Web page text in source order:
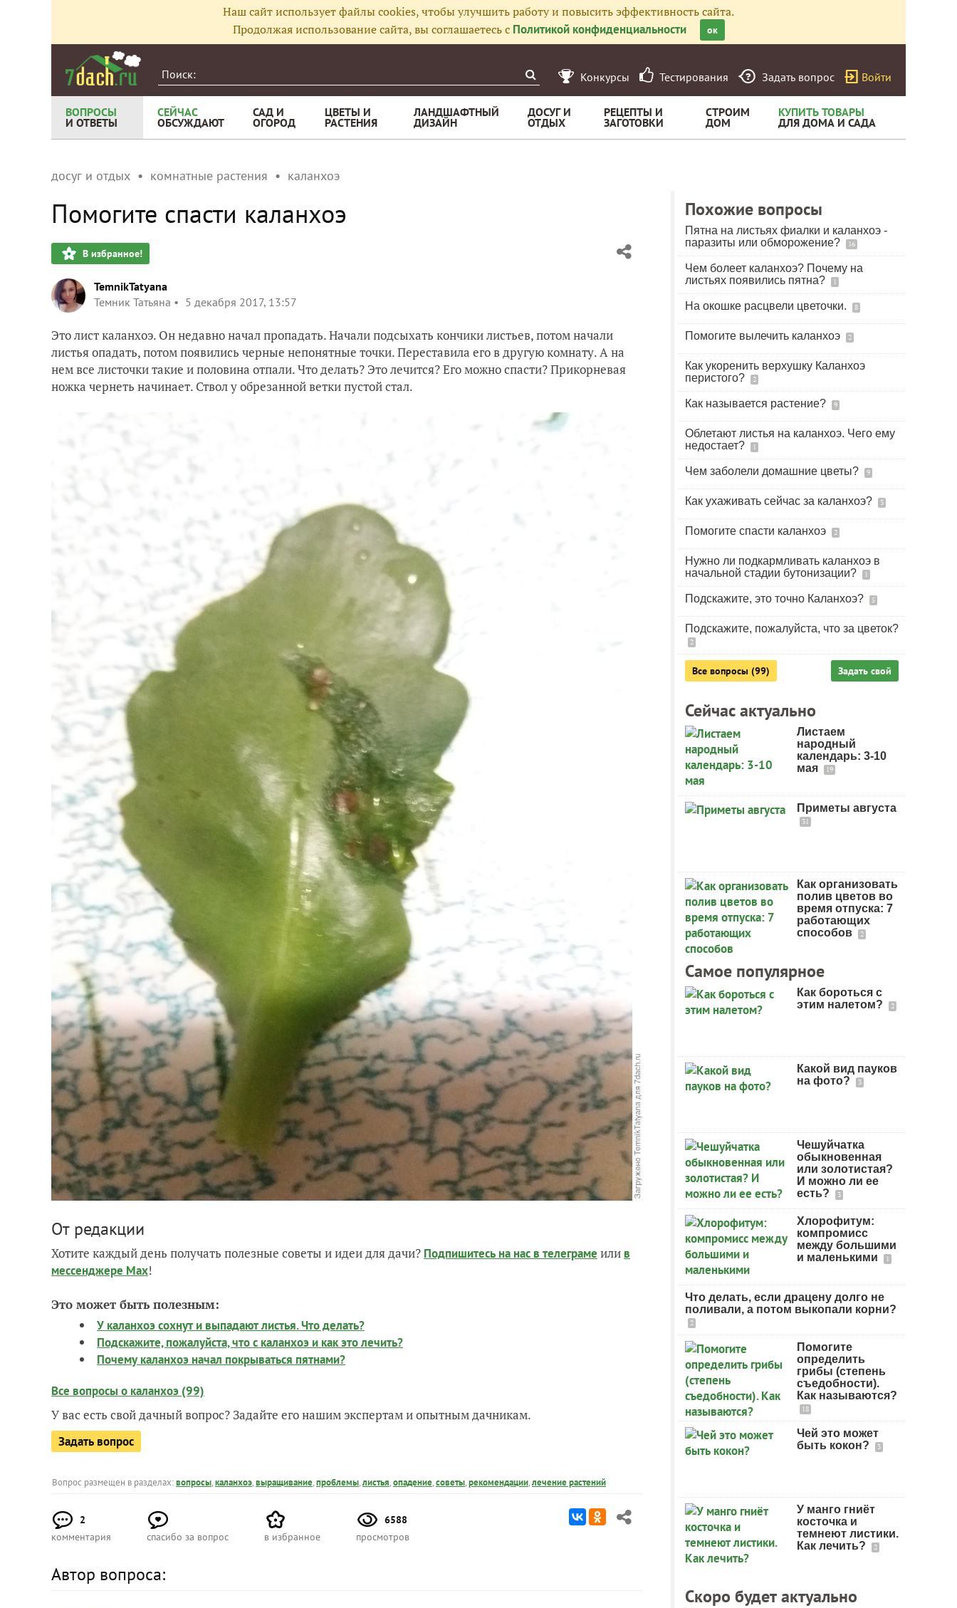
Наш сайт использует файлы cookies, чтобы улучшить работу и повысить эффективность сайта.
Продолжая использование сайта, вы соглашаетесь с Политикой конфиденциальности ок
Конкурсы Тестирования Задать вопрос Войти
ВОПРОСЫ
И ОТВЕТЫ
СЕЙЧАС
ОБСУЖДАЮТ
САД И
ОГОРОД
ЦВЕТЫ И
РАСТЕНИЯ
ЛАНДШАФТНЫЙ
ДИЗАЙН
ДОСУГ И
ОТДЫХ
РЕЦЕПТЫ И
ЗАГОТОВКИ
СТРОИМ
ДОМ
КУПИТЬ ТОВАРЫ
ДЛЯ ДОМА И САДА
досуг и отдых комнатные растения каланхоэ
Помогите спасти каланхоэ
В избранное!
TemnikTatyana
Темник Татьяна
5 декабря 2017, 13:57
Это лист каланхоэ. Он недавно начал пропадать. Начали подсыхать кончики листьев, потом начали
листья опадать, потом появились черные непонятные точки. Переставила его в другую комнату. А на
нем все листочки такие и половина отпали. Что делать? Это лечится? Его можно спасти? Прикорневая
ножка чернеть начинает. Ствол у обрезанной ветки пустой стал.
От редакции
Хотите каждый день получать полезные советы и идеи для дачи? Подпишитесь на нас в телеграме или в
мессенджере Max!
Это может быть полезным:
У каланхоэ сохнут и выпадают листья. Что делать?
Подскажите, пожалуйста, что с каланхоэ и как это лечить?
Почему каланхоэ начал покрываться пятнами?
Все вопросы о каланхоэ (99)
У вас есть свой дачный вопрос? Задайте его нашим экспертам и опытным дачникам.
Задать вопрос
Вопрос размещен в разделах:вопросы,каланхоэ,выращивание,проблемы,листья,опадение,советы,рекомендации,лечение растений
2
комментария
спасибо за вопрос в избранное
6588
просмотров
Автор вопроса:
Похожие вопросы
Пятна на листьях фиалки и каланхоэ -
паразиты или обморожение?
16
Чем болеет каланхоэ? Почему на
листьях появились пятна?
1
На окошке расцвели цветочки. 8
Помогите вылечить каланхоэ 2
Как укоренить верхушку Каланхоэ
перистого?
2
Как называется растение? 9
Облетают листья на каланхоэ. Чего ему
недостает?
1
Чем заболели домашние цветы? 9
Как ухаживать сейчас за каланхоэ? 3
Помогите спасти каланхоэ 2
Нужно ли подкармливать каланхоэ в
начальной стадии бутонизации?
1
Подскажите, это точно Каланхоэ? 5
Подскажите, пожалуйста, что за цветок?
2
Все вопросы (99) Задать свой
Сейчас актуально
Листаем
народный
календарь: 3-10
мая
19
Приметы августа
31
Как организовать
полив цветов во
время отпуска: 7
работающих
способов
2
Самое популярное
Как бороться с
этим налетом?
2
Какой вид пауков
на фото?
3
Чешуйчатка
обыкновенная
или золотистая?
И можно ли ее
есть?
3
Хлорофитум:
компромисс
между большими
и маленькими
1
Что делать, если драцену долго не
поливали, а потом выкопали корни?
2
Помогите
определить
грибы (степень
съедобности).
Как называются?
18
Чей это может
быть кокон?
3
У манго гниёт
косточка и
темнеют листики.
Как лечить?
2
Скоро будет актуально